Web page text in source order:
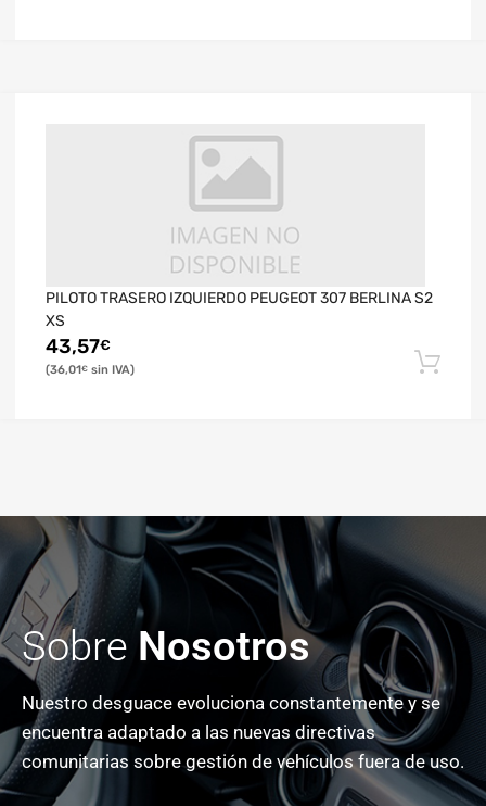
PILOTO TRASERO IZQUIERDO PEUGEOT 307 BERLINA S2
XS
43,57€
36,01€
Sobre Nosotros
Nuestro desguace evoluciona constantemente y se
encuentra adaptado a las nuevas directivas
comunitarias sobre gestión de vehículos fuera de uso.